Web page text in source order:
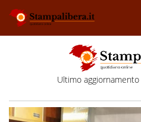
Ultimo aggiornamento